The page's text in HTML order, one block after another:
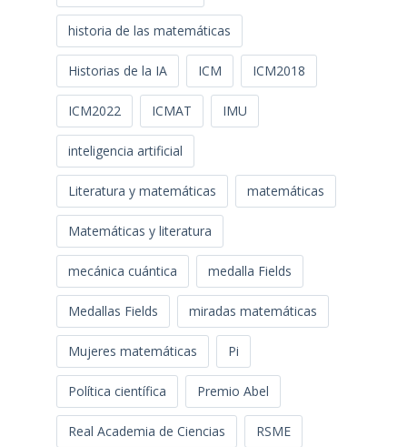
historia de las matemáticas
Historias de la IA ICM ICM2018
ICM2022 ICMAT IMU
inteligencia artificial
Literatura y matemáticas matemáticas
Matemáticas y literatura
mecánica cuántica medalla Fields
Medallas Fields miradas matemáticas
Mujeres matemáticas Pi
Política científica Premio Abel
Real Academia de Ciencias RSME